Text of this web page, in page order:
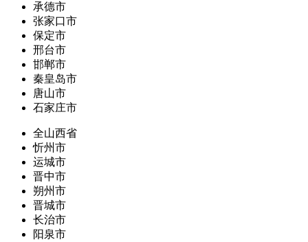
承德市
张家口市
保定市
邢台市
邯郸市
秦皇岛市
唐山市
石家庄市
全山西省
忻州市
运城市
晋中市
朔州市
晋城市
长治市
阳泉市